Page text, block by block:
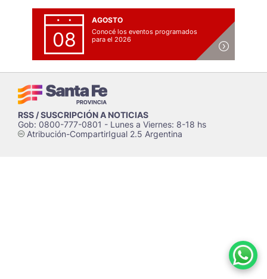
08
AGOSTO
Conocé los eventos programados
para el 2026
RSS / SUSCRIPCIÓN A NOTICIAS
Gob: 0800-777-0801 - Lunes a Viernes: 8-18 hs
cAtribución-CompartirIgual 2.5 Argentina